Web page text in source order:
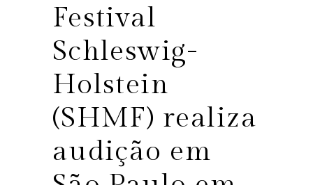
Festival
Schleswig-
Holstein
(SHMF) realiza
audição em